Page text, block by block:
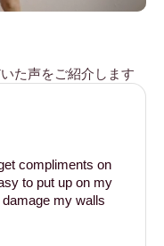
た声をご紹介します
compliments on
to put up on my
my walls